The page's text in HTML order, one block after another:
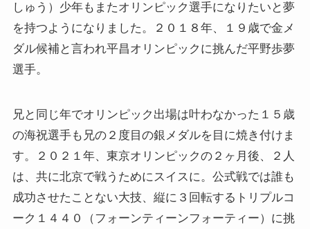
しゅう）少年もまたオリンピック選手になりたいと夢
を持つようになりました。２０１８年、１９歳で金メ
ダル候補と言われ平昌オリンピックに挑んだ平野歩夢
選手。
兄と同じ年でオリンピック出場は叶わなかった１５歳
の海祝選手も兄の２度目の銀メダルを目に焼き付けま
す。２０２１年、東京オリンピックの２ヶ月後、２人
は、共に北京で戦うためにスイスに。公式戦では誰も
成功させたことない大技、縦に３回転するトリプルコ
ーク１４４０（フォーンティーンフォーティー）に挑